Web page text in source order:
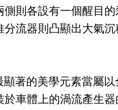
側則各設有一個醒目
分流器則凸顯出大氣
顯著的美學元素當屬
於車體上的渦流產生